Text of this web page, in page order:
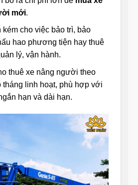
mới.
kém cho việc bảo trì, bảo
hao phương tiện hay thuê
lý, vận hành.
thuê xe nâng người theo
tháng linh hoạt, phù hợp với
hạn và dài hạn.